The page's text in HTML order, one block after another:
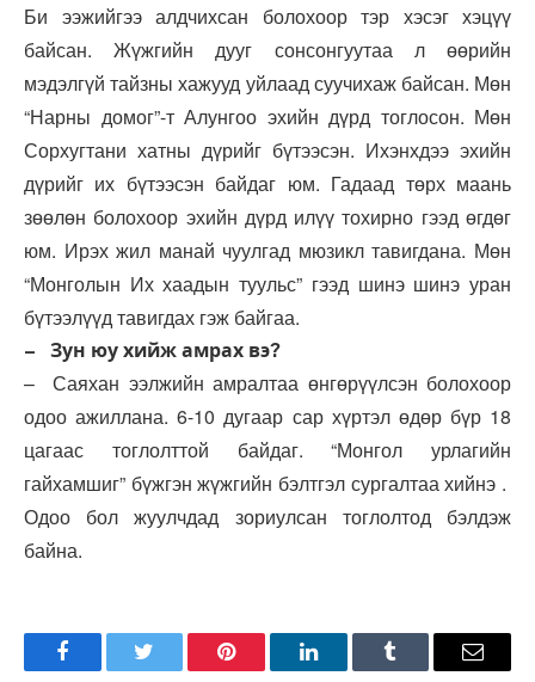
Би ээжийгээ алдчихсан болохоор тэр хэсэг хэцүү
байсан. Жүжгийн дууг сонсонгуутаа л өөрийн
мэдэлгүй тайзны хажууд уйлаад суучихаж байсан. Мөн
“Нарны домог”-т Алунгоо эхийн дүрд тоглосон. Мөн
Сорхугтани хатны дүрийг бүтээсэн. Ихэнхдээ эхийн
дүрийг их бүтээсэн байдаг юм. Гадаад төрх маань
зөөлөн болохоор эхийн дүрд илүү тохирно гээд өгдөг
юм. Ирэх жил манай чуулгад мюзикл тавигдана. Мөн
“Монголын Их хаадын туульс” гээд шинэ шинэ уран
бүтээлүүд тавигдах гэж байгаа.
– Зун юу хийж амрах вэ?
– Саяхан ээлжийн амралтаа өнгөрүүлсэн болохоор
одоо ажиллана. 6-10 дугаар сар хүртэл өдөр бүр 18
цагаас тоглолттой байдаг. “Монгол урлагийн
гайхамшиг” бүжгэн жүжгийн бэлтгэл сургалтаа хийнэ .
Одоо бол жуулчдад зориулсан тоглолтод бэлдэж
байна.
FacebookTwitter Pinterest LinkedInTumblr Имэйл